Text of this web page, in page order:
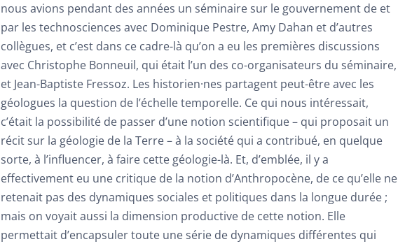
nous avions pendant des années un séminaire sur le gouvernement de et
par les technosciences avec Dominique Pestre, Amy Dahan et d’autres
collègues, et c’est dans ce cadre-là qu’on a eu les premières discussions
avec Christophe Bonneuil, qui était l’un des co-organisateurs du séminaire,
et Jean-Baptiste Fressoz. Les historien·nes partagent peut-être avec les
géologues la question de l’échelle temporelle. Ce qui nous intéressait,
c’était la possibilité de passer d’une notion scientifique – qui proposait un
récit sur la géologie de la Terre – à la société qui a contribué, en quelque
sorte, à l’influencer, à faire cette géologie-là. Et, d’emblée, il y a
effectivement eu une critique de la notion d’Anthropocène, de ce qu’elle ne
retenait pas des dynamiques sociales et politiques dans la longue durée ;
mais on voyait aussi la dimension productive de cette notion. Elle
permettait d’encapsuler toute une série de dynamiques différentes qui